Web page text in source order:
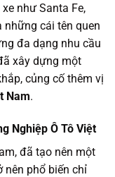
như Santa Fe,
những cái tên quen
đa dạng nhu cầu
xây dựng một
củng cố thêm vị
Nam.
Nghiệp Ô Tô Việt
đã tạo nên một
nên phổ biến chỉ